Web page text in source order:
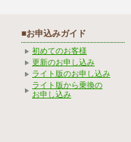
■お申込みガイド
初めてのお客様
更新のお申し込み
ライト版のお申し込み
ライト版から乗換の
お申し込み